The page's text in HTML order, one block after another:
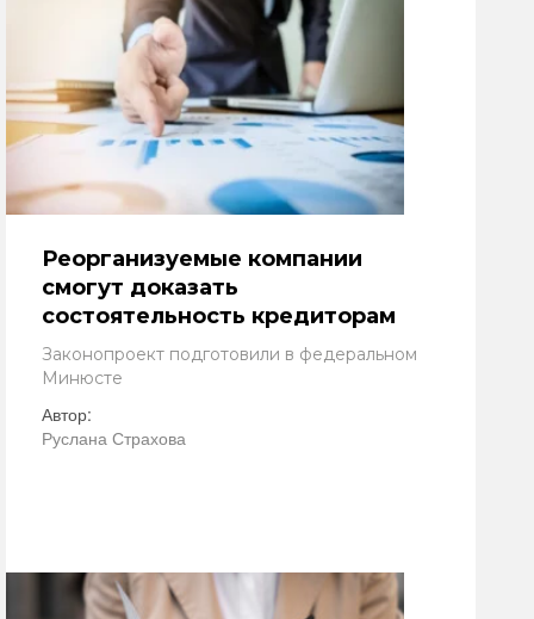
Реорганизуемые компании
смогут доказать
состоятельность кредиторам
Законопроект подготовили в федеральном
Минюсте
Автор:
Руслана Страхова